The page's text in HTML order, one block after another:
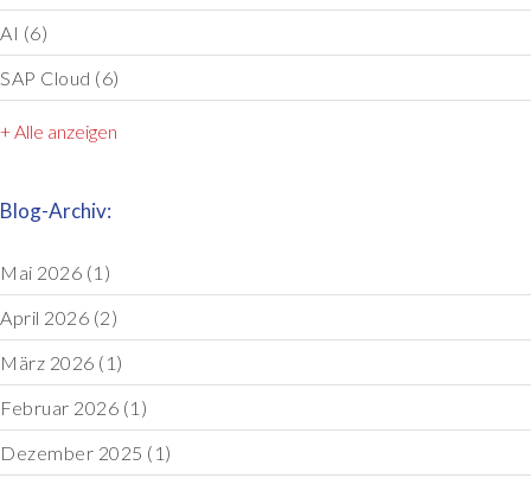
AI (6)
SAP Cloud (6)
+ Alle anzeigen
Blog-Archiv:
Mai 2026 (1)
April 2026 (2)
März 2026 (1)
Februar 2026 (1)
Dezember 2025 (1)